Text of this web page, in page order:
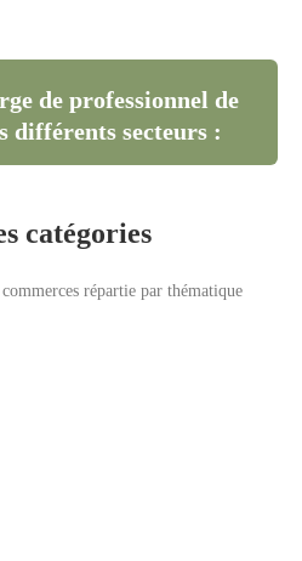
de professionnel de
différents secteurs :
catégories
répartie par thématique